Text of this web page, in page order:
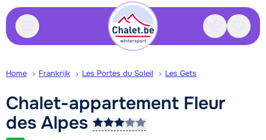
Contact
Home Frankrijk Les Portes du Soleil Les Gets
Chalet-appartement Fleur
des Alpes